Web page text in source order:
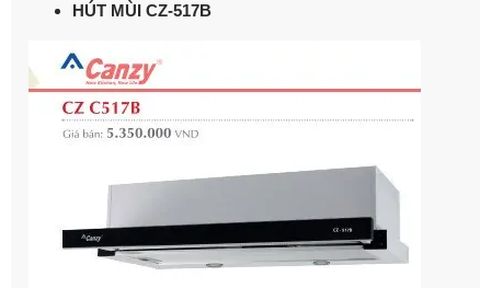
HÚT MÙI CZ-517B